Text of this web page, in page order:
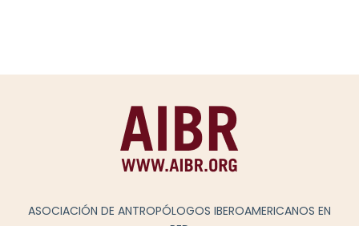
ASOCIACIÓN DE ANTROPÓLOGOS IBEROAMERICANOS EN